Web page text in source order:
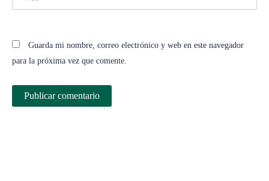
Guarda mi nombre, correo electrónico y web en este navegador
para la próxima vez que comente.